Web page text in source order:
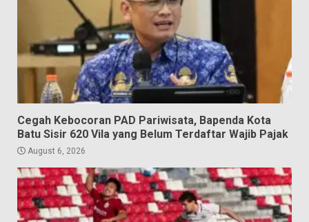
Cegah Kebocoran PAD Pariwisata, Bapenda Kota
Batu Sisir 620 Vila yang Belum Terdaftar Wajib Pajak
August 6, 2026